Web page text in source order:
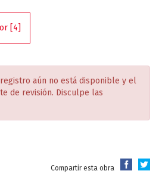
[4]
aún no está disponible y el
de revisión. Disculpe las
Compartir esta obra